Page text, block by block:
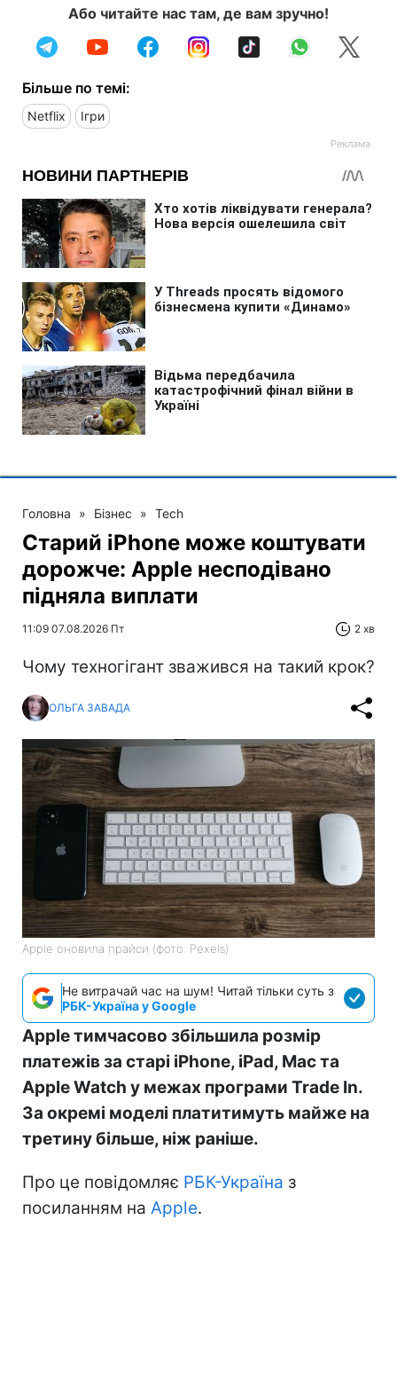
Або читайте нас там, де вам зручно!
Більше по темі:
Netflix Ігри
Головна » Бізнес » Tech
Старий iPhone може коштувати
дорожче: Apple несподівано
підняла виплати
11:09 07.08.2026 Пт 2 хв
Чому техногігант зважився на такий крок?
ОЛЬГА ЗАВАДА
Apple оновила прайси (фото: Pexels)
Не витрачай час на шум! Читай тільки суть з
РБК-Україна у Google
Apple тимчасово збільшила розмір
платежів за старі iPhone, iPad, Mac та
Apple Watch у межах програми Trade In.
За окремі моделі платитимуть майже на
третину більше, ніж раніше.
Про це повідомляє РБК-Україна з
посиланням на Apple.